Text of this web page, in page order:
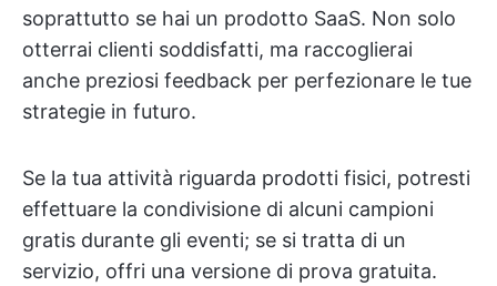
soprattutto se hai un prodotto SaaS. Non solo
otterrai clienti soddisfatti, ma raccoglierai
anche preziosi feedback per perfezionare le tue
strategie in futuro.
Se la tua attività riguarda prodotti fisici, potresti
effettuare la condivisione di alcuni campioni
gratis durante gli eventi; se si tratta di un
servizio, offri una versione di prova gratuita.